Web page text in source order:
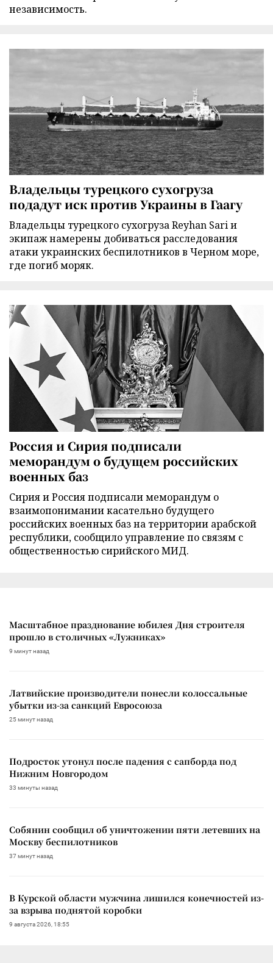
независимость.
Владельцы турецкого сухогруза
подадут иск против Украины в Гаагу
Владельцы турецкого сухогруза Reyhan Sari и
экипаж намерены добиваться расследования
атаки украинских беспилотников в Черном море,
где погиб моряк.
Россия и Сирия подписали
меморандум о будущем российских
военных баз
Сирия и Россия подписали меморандум о
взаимопонимании касательно будущего
российских военных баз на территории арабской
республики, сообщило управление по связям с
общественностью сирийского МИД.
Масштабное празднование юбилея Дня строителя
прошло в столичных «Лужниках»
9 минут назад
Латвийские производители понесли колоссальные
убытки из-за санкций Евросоюза
25 минут назад
Подросток утонул после падения с сапборда под
Нижним Новгородом
33 минуты назад
Собянин сообщил об уничтожении пяти летевших на
Москву беспилотников
37 минут назад
В Курской области мужчина лишился конечностей из-
за взрыва поднятой коробки
9 августа 2026, 18:55